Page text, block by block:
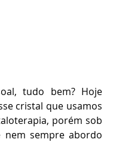
tudo bem? Hoje
cristal que usamos
porém sob
nem sempre abordo